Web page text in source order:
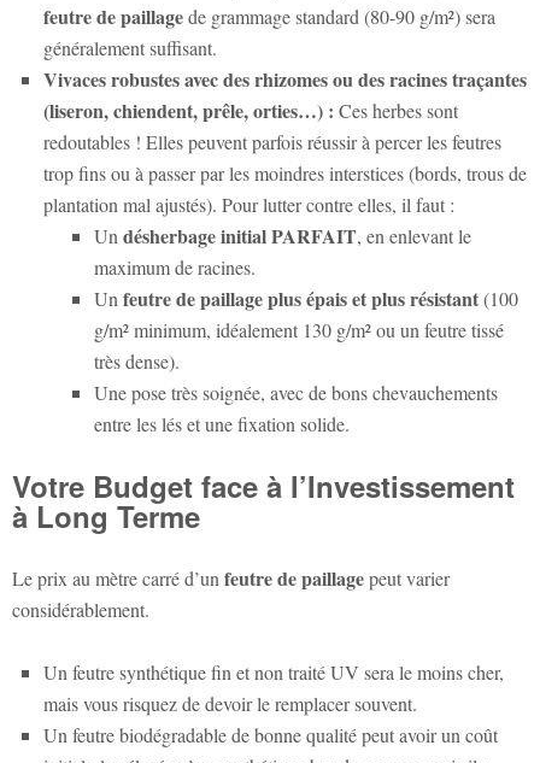
feutre de paillagede grammage standard (80-90 g/m²) sera
généralement suffisant.
Vivaces robustes avec des rhizomes ou des racines traçantes
(liseron, chiendent, prêle, orties…) : Ces herbes sont
redoutables ! Elles peuvent parfois réussir à percer les feutres
trop fins ou à passer par les moindres interstices (bords, trous de
plantation mal ajustés). Pour lutter contre elles, il faut :
Un désherbage initial PARFAIT, en enlevant le
maximum de racines.
Un feutre de paillage plus épais et plus résistant(100
g/m² minimum, idéalement 130 g/m² ou un feutre tissé
très dense).
Une pose très soignée, avec de bons chevauchements
entre les lés et une fixation solide.
Votre Budget face à l’Investissement
à Long Terme
Le prix au mètre carré d’un feutre de paillagepeut varier
considérablement.
Un feutre synthétique fin et non traité UV sera le moins cher,
mais vous risquez de devoir le remplacer souvent.
Un feutre biodégradable de bonne qualité peut avoir un coût